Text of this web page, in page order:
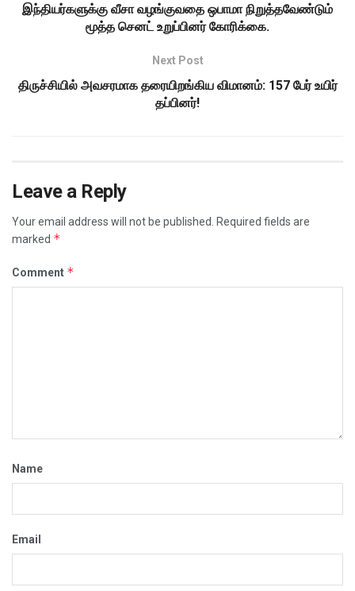
இந்தியர்களுக்கு வீசா வழங்குவதை ஒபாமா நிறுத்தவேண்டும்
மூத்த செனட் உறுப்பினர் கோரிக்கை.
Next Post
திருச்சியில் அவசரமாக தரையிறங்கிய விமானம்: 157 பேர் உயிர்
தப்பினர்!
Leave a Reply
Your email address will not be published.
Required fields are
marked *
Comment *
Name
Email